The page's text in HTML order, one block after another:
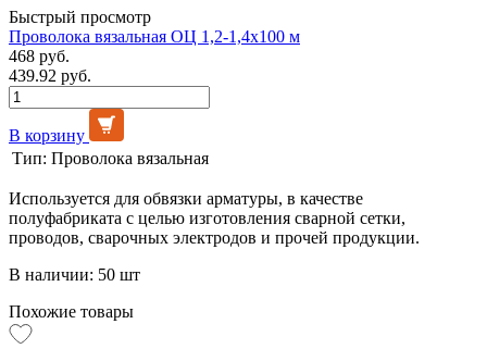
Быстрый просмотр
Проволока вязальная ОЦ 1,2-1,4х100 м
468 руб.
439.92 руб.
В корзину
Тип: Проволока вязальная
Используется для обвязки арматуры, в качестве
полуфабриката с целью изготовления сварной сетки,
проводов, сварочных электродов и прочей продукции.
В наличии: 50 шт
Похожие товары